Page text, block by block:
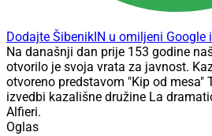
Dodajte ŠibenikIN u omiljeni Google
Na današnji dan prije 153 godine
otvorilo je svoja vrata za javnost.
otvoreno predstavom "Kip od mesa"
izvedbi kazališne družine La
Alfieri.
Oglas